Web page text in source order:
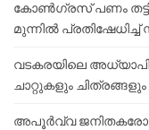
കോൺഗ്രസ് പണം
മുന്നിൽ പ്രതിഷേധിച്ച്
വടകരയിലെ
ചാറ്റുകളും
അപൂര്‍വ്വ